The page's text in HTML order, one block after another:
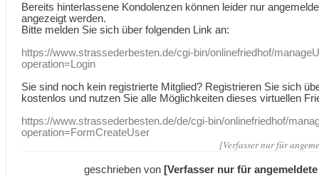
Bereits hinterlassene Kondolenzen können leider nur
angezeigt werden.
Bitte melden Sie sich über folgenden Link an:
https://www.strassederbesten.de/cgi-bin/onlinefriedhof/
operation=Login
Sie sind noch kein registrierte Mitglied? Registrieren Sie sich
kostenlos und nutzen Sie alle Möglichkeiten dieses virtuellen
https://www.strassederbesten.de/de/cgi-bin/onlinefriedhof/
operation=FormCreateUser
[Verfasser nur für
geschrieben von [Verfasser nur für